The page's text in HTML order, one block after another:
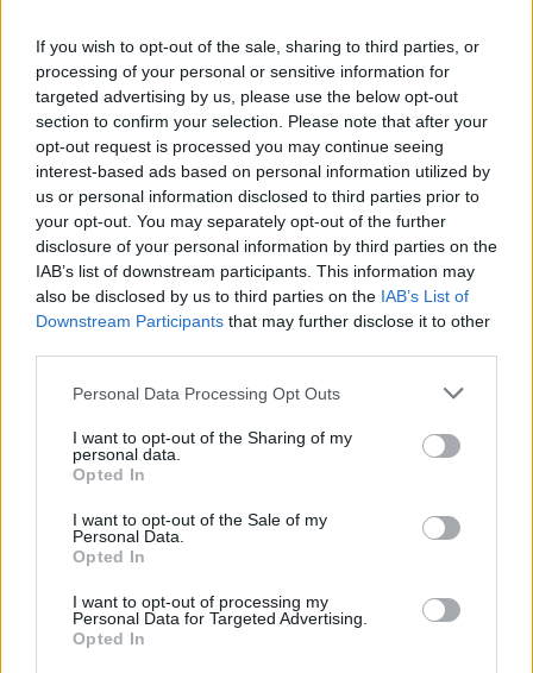
If you wish to opt-out of the sale, sharing to third parties, or
processing of your personal or sensitive information for
targeted advertising by us, please use the below opt-out
section to confirm your selection. Please note that after your
opt-out request is processed you may continue seeing
interest-based ads based on personal information utilized by
us or personal information disclosed to third parties prior to
your opt-out. You may separately opt-out of the further
disclosure of your personal information by third parties on the
IAB’s list of downstream participants. This information may
also be disclosed by us to third parties on the IAB’s List of
Downstream Participants that may further disclose it to other
Personal Data Processing Opt Outs
I want to opt-out of the Sharing of my
personal data.
Opted In
I want to opt-out of the Sale of my
Personal Data.
Opted In
I want to opt-out of processing my
Personal Data for Targeted Advertising.
Opted In
07/08/2026
Τεχνικοί Οπτικών Ινών & Βοηθοί – UFBB | FTTH
Project Φθιώτιδα
ΛΑΜΙΑ
Πλήρης απασχόληση
07/08/2026
Εργάτες - Παραλαβή Ελιάς (Εποχιακή Εργασία)
Πλήρης απασχόληση
Χειριστής κέντρων κατεργασίας CNC
ΑΣΠΡΟΠΥΡΓΟΣ | ΑΘΗΝΑ - ΑΤΤΙΚΗ
Πλήρης απασχόληση